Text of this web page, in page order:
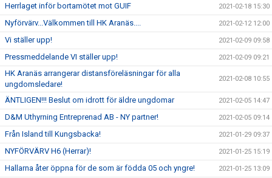
Herrlaget inför bortamötet mot GUIF 2021-02-18 15:30
Nyförvärv...Välkommen till HK Aranäs.... 2021-02-12 12:00
Vi ställer upp! 2021-02-09 09:58
Pressmeddelande VI ställer upp! 2021-02-09 09:21
HK Aranäs arrangerar distansföreläsningar för alla
ungdomsledare!
2021-02-08 10:55
ÄNTLIGEN!!! Beslut om idrott för äldre ungdomar 2021-02-05 14:47
D&M Uthyrning Entreprenad AB - NY partner! 2021-02-05 09:14
Från Island till Kungsbacka! 2021-01-29 09:37
NYFÖRVÄRV H6 (Herrar)! 2021-01-25 15:19
Hallarna åter öppna för de som är födda 05 och yngre! 2021-01-25 13:09